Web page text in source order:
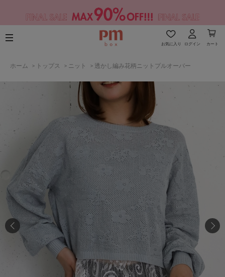
お気に入り ログイン カート
ホーム > トップス > ニット > 透かし編み花柄ニットプルオーバー